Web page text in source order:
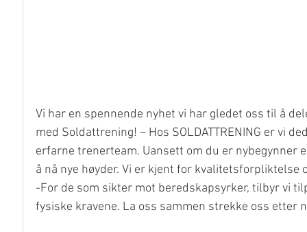
Vi har en spennende nyhet vi har gledet oss til å
med Soldattrening! – Hos SOLDATTRENING er vi
erfarne trenerteam. Uansett om du er
å nå nye høyder. Vi er kjent for kvalitetsforpliktelse
-For de som sikter mot beredskapsyrker, tilbyr vi
fysiske kravene. La oss sammen strekke oss etter